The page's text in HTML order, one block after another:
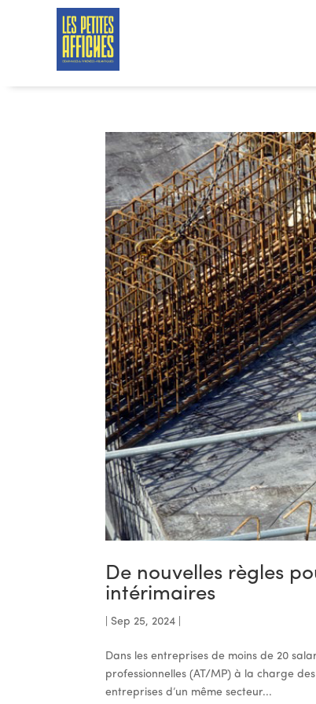
De nouvelles règles
intérimaires
|Sep 25, 2024
Dans les entreprises de moins de 20
professionnelles (AT/MP) à la charge
entreprises d’un même secteur...